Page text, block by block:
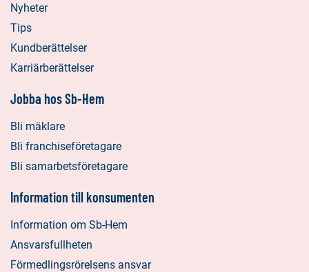
Nyheter
Tips
Kundberättelser
Karriärberättelser
Jobba hos Sb-Hem
Bli mäklare
Bli franchiseföretagare
Bli samarbetsföretagare
Information till konsumenten
Information om Sb-Hem
Ansvarsfullheten
Förmedlingsrörelsens ansvar